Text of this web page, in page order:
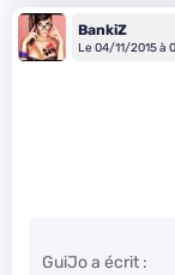
BankiZ
Le 04/11/2015 à
GuiJo a écrit :